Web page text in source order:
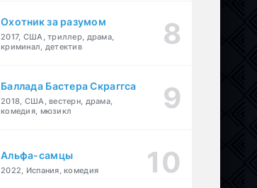
Охотник за разумом
2017, США, триллер, драма,
криминал, детектив
Баллада Бастера Скраггса
2018, США, вестерн, драма,
комедия, мюзикл
Альфа-самцы
2022, Испания, комедия